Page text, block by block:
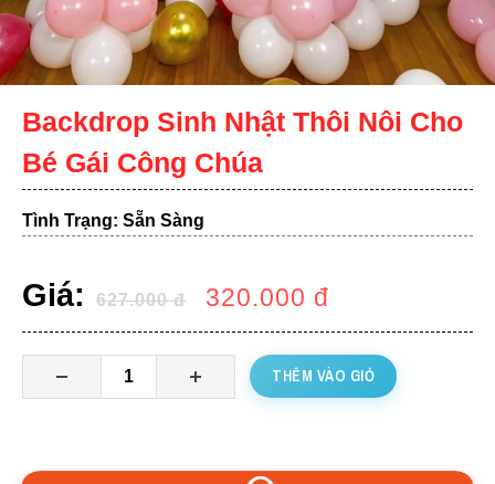
Backdrop Sinh Nhật Thôi Nôi Cho
Bé Gái Công Chúa
Tình Trạng: Sẵn Sàng
Giá: 627.000đ 320.000 đ
THÊM VÀO GIỎ